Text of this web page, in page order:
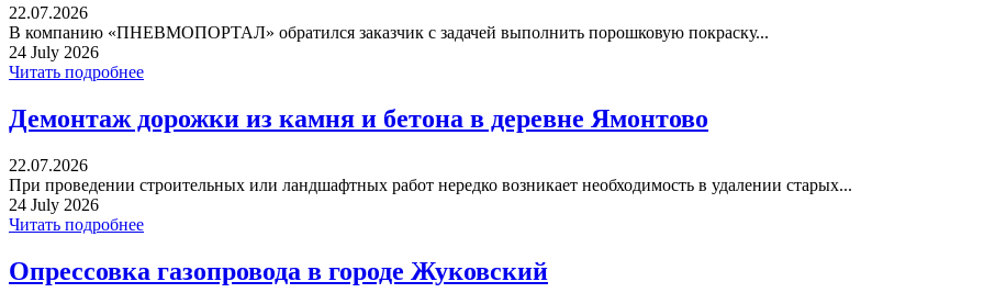
22.07.2026
В компанию «ПНЕВМОПОРТАЛ» обратился заказчик с задачей выполнить порошковую покраску...
24 July 2026
Читать подробнее
Демонтаж дорожки из камня и бетона в деревне Ямонтово
22.07.2026
При проведении строительных или ландшафтных работ нередко возникает необходимость в удалении старых...
24 July 2026
Читать подробнее
Опрессовка газопровода в городе Жуковский